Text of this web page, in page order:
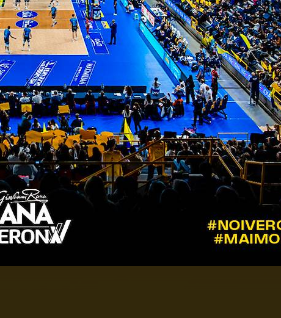
- VERONA VOLLEY 2-1 (25-27; 25-14; 25-6)
la formazione U14 Femminile, che dal campo di
a una contesa avvincente nel primo parziale,
che pareggiano i conti con una grande
le scaligere muovono subito la classifica in
GIALLA 0-3 (23-25; 13-25; 16-25)
contro il muro eretto dall'Arena Volley, che si
sfida, rispondendo colpo su colpo agli attacchi
si aggiudicano il secondo set senza grandi
gli avversari chiudono i conti.